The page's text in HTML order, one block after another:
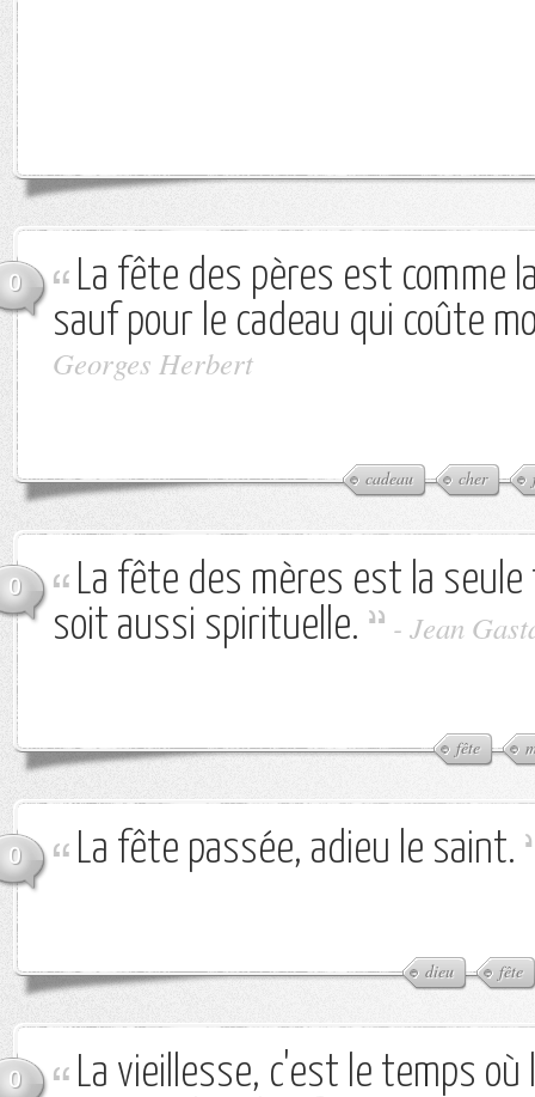
0
La fête des pères est comme
sauf pour le cadeau qui coûte
Georges Herbert
cadeau cher
0
La fête des mères est la
soit aussi spirituelle.
- Jean
fête
0 La fête passée, adieu le saint.
dieu fête
0
La vieillesse, c'est le temps